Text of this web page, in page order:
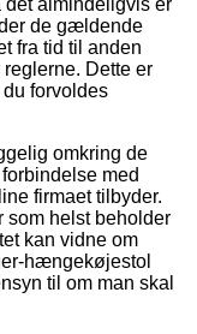
de gældende
fra tid til anden
Dette er
forvoldes
omkring de
med
firmaet tilbyder.
som helst beholder
kan vidne om
hængekøjestol
til om man skal